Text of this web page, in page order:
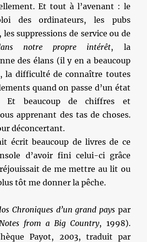
Et tout à l’avenant : le
des ordinateurs, les pubs
les suppressions de service ou de
notre propre intérêt, la
des élans (il y en a beaucoup
la difficulté de connaître toutes
quand on passe d’un état
beaucoup de chiffres et
apprenant des tas de choses.
déconcertant.
écrit beaucoup de livres de ce
d’avoir fini celui-ci grâce
de me mettre au lit ou
tôt me donner la pêche.
Chroniques d’un grand payspar
Notes from a Big Country, 1998).
Payot, 2003, traduit par